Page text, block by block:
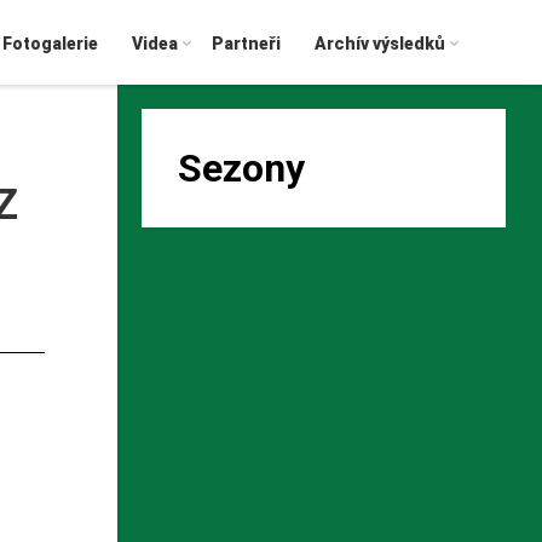
Fotogalerie Videa Partneři Archív výsledků
Sezony